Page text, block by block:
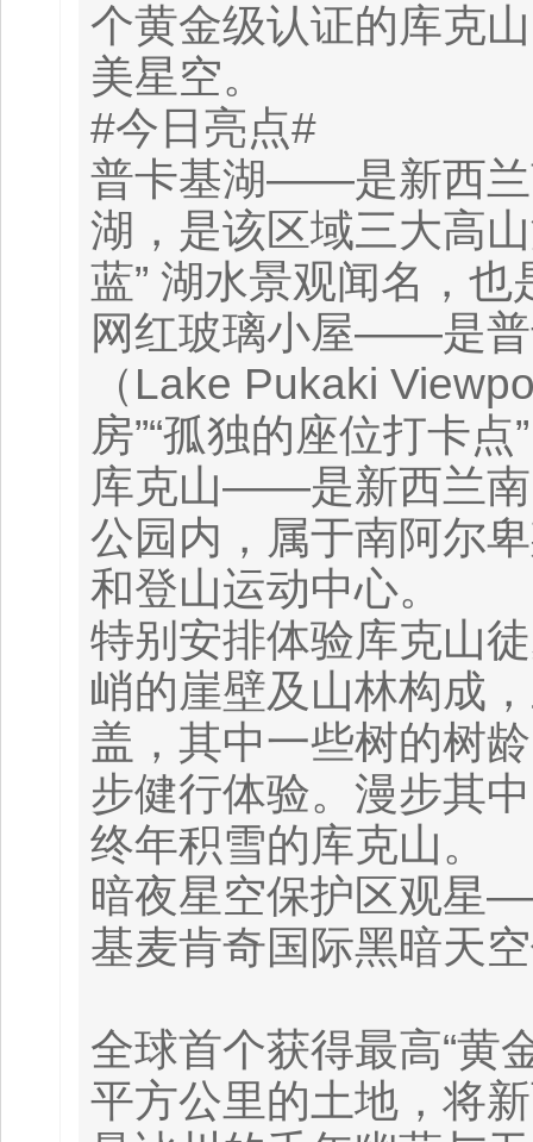
个黄金级认证的库克
美星空。
#今日亮点#
普卡基湖——是新西兰
湖，是该区域三大高
蓝” 湖水景观闻名，
网红玻璃小屋——是普
（Lake Pukaki
房”“孤独的座位打卡
库克山——是新西兰南
公园内，属于南阿尔
和登山运动中心。
特别安排体验库克山
峭的崖壁及山林构成
盖，其中一些树的树
步健行体验。漫步其
终年积雪的库克山。
暗夜星空保护区观星
基麦肯奇国际黑暗天
全球首个获得最高“黄
平方公里的土地，将